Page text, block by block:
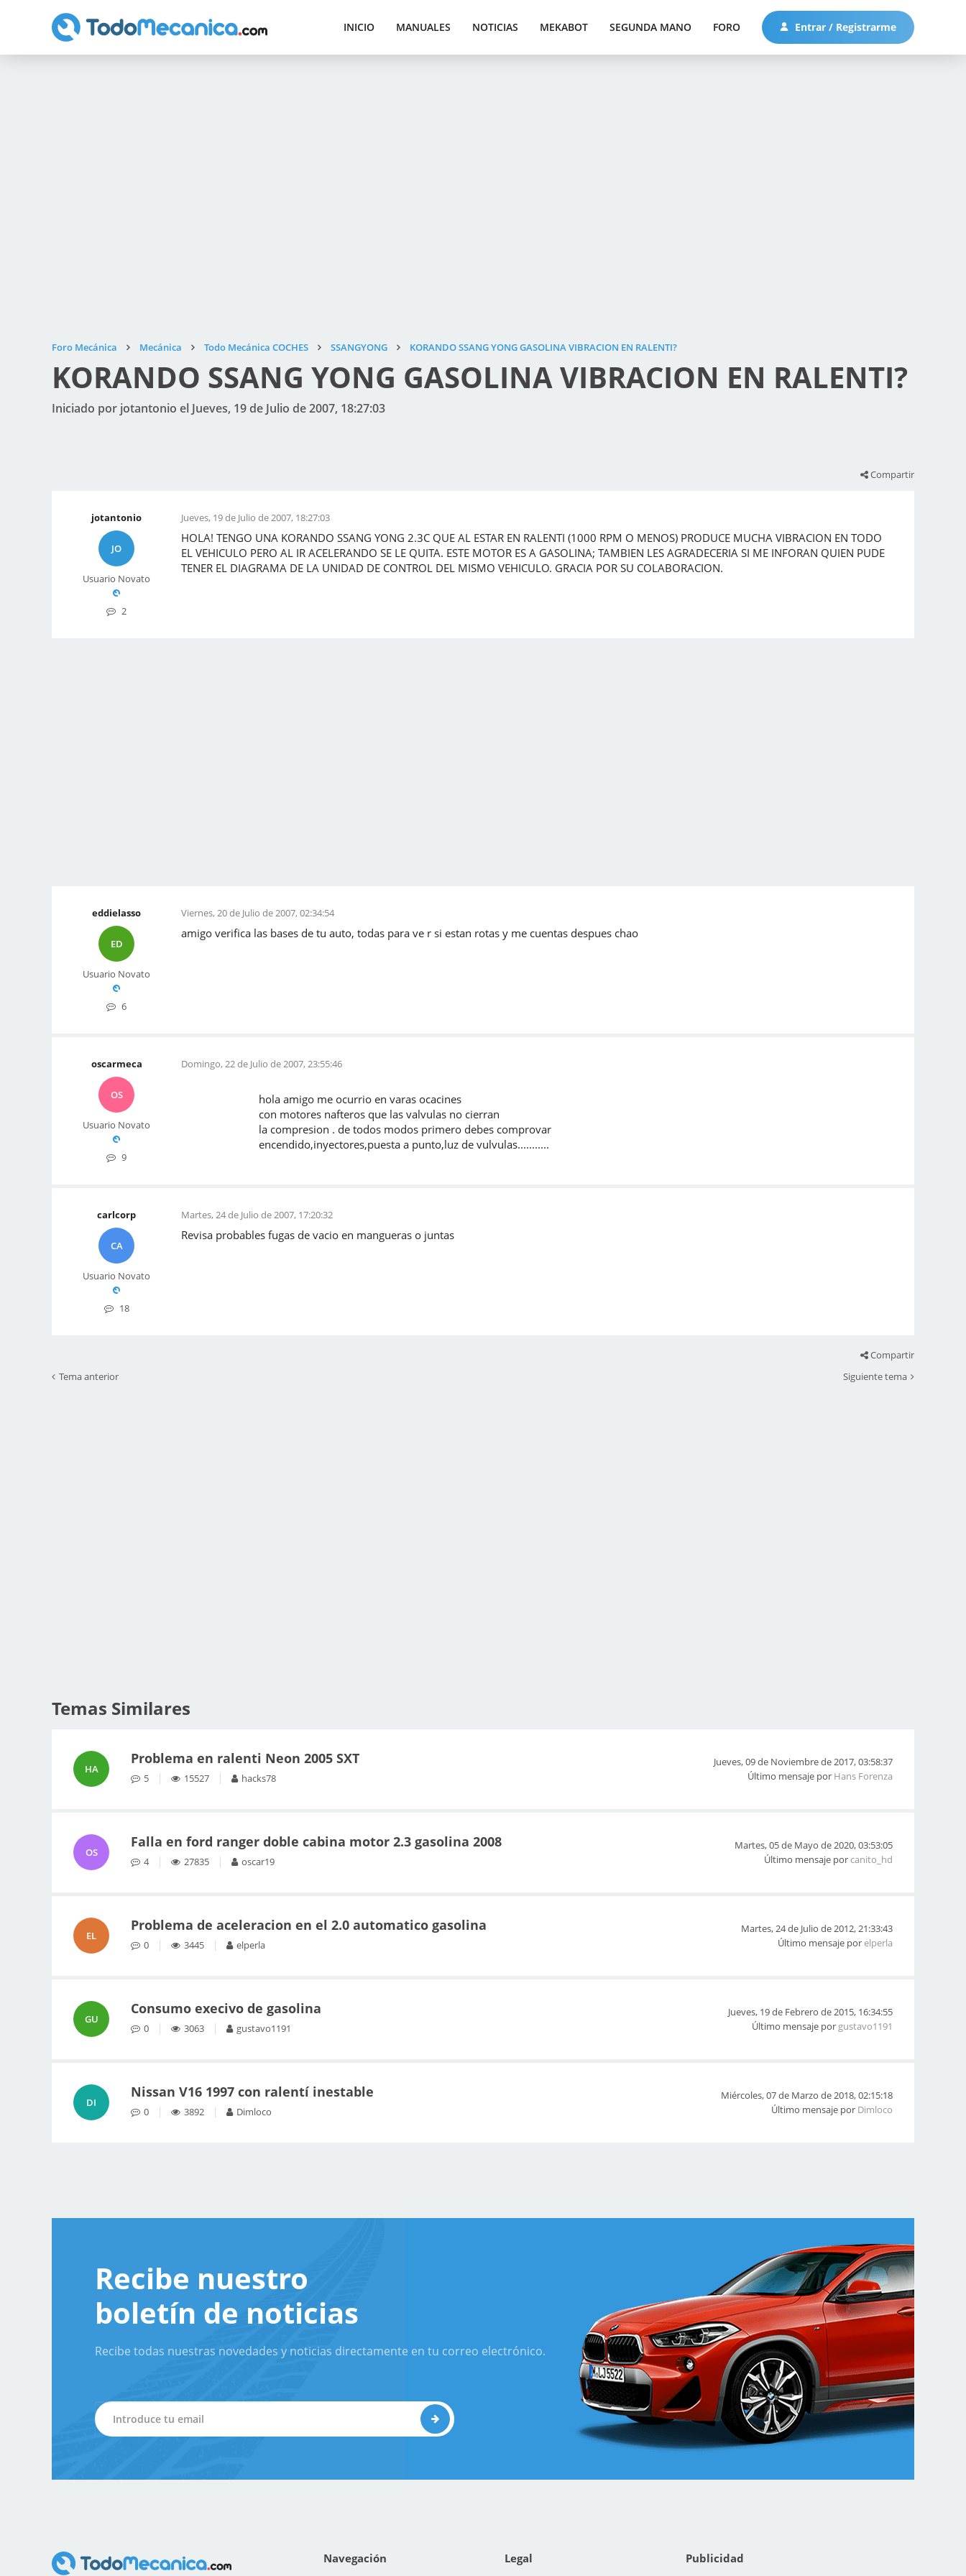
INICIO MANUALES NOTICIAS MEKABOT SEGUNDA MANO FORO Entrar / Registrarme
Foro Mecánica Mecánica Todo Mecánica COCHES SSANGYONG KORANDO SSANG YONG GASOLINA VIBRACION EN RALENTI?
KORANDO SSANG YONG GASOLINA VIBRACION EN RALENTI?
Iniciado por jotantonio el Jueves, 19 de Julio de 2007, 18:27:03
Compartir
jotantonio
JO
Usuario Novato
2
Jueves, 19 de Julio de 2007, 18:27:03
HOLA! TENGO UNA KORANDO SSANG YONG 2.3C QUE AL ESTAR EN RALENTI (1000 RPM O MENOS) PRODUCE MUCHA VIBRACION EN TODO
EL VEHICULO PERO AL IR ACELERANDO SE LE QUITA. ESTE MOTOR ES A GASOLINA; TAMBIEN LES AGRADECERIA SI ME INFORAN QUIEN PUDE
TENER EL DIAGRAMA DE LA UNIDAD DE CONTROL DEL MISMO VEHICULO. GRACIA POR SU COLABORACION.
eddielasso
ED
Usuario Novato
6
Viernes, 20 de Julio de 2007, 02:34:54
amigo verifica las bases de tu auto, todas para ve r si estan rotas y me cuentas despues chao
oscarmeca
OS
Usuario Novato
9
Domingo, 22 de Julio de 2007, 23:55:46
hola amigo me ocurrio en varas ocacines
con motores nafteros que las valvulas no cierran
la compresion . de todos modos primero debes comprovar
encendido,inyectores,puesta a punto,luz de vulvulas...........
carlcorp
CA
Usuario Novato
18
Martes, 24 de Julio de 2007, 17:20:32
Revisa probables fugas de vacio en mangueras o juntas
Compartir
Tema anterior
Siguiente tema
Temas Similares
HA
Problema en ralenti Neon 2005 SXT
5 15527 hacks78
Jueves, 09 de Noviembre de 2017, 03:58:37
Último mensaje por Hans Forenza
OS
Falla en ford ranger doble cabina motor 2.3 gasolina 2008
4 27835 oscar19
Martes, 05 de Mayo de 2020, 03:53:05
Último mensaje porcanito_hd
EL
Problema de aceleracion en el 2.0 automatico gasolina
0 3445 elperla
Martes, 24 de Julio de 2012, 21:33:43
Último mensaje porelperla
GU
Consumo execivo de gasolina
0 3063 gustavo1191
Jueves, 19 de Febrero de 2015, 16:34:55
Último mensaje por gustavo1191
DI
Nissan V16 1997 con ralentí inestable
0 3892 Dimloco
Miércoles, 07 de Marzo de 2018, 02:15:18
Último mensaje por Dimloco
Recibe nuestro
boletín de noticias
Recibe todas nuestras novedades y noticias directamente en tu correo electrónico.
Navegación Legal Publicidad